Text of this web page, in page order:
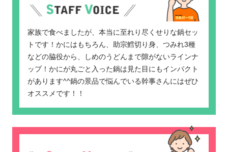
家族で食べましたが、本当に至れり尽くせりな鍋セッ
トです！かにはもちろん、助宗鱈切り身、つみれ3種
などの脇役から、しめのうどんまで隙がないラインナ
ップ！かにが丸ごと入った鍋は見た目にもインパクト
があります^^鍋の景品で悩んでいる幹事さんにはぜひ
オススメです！！